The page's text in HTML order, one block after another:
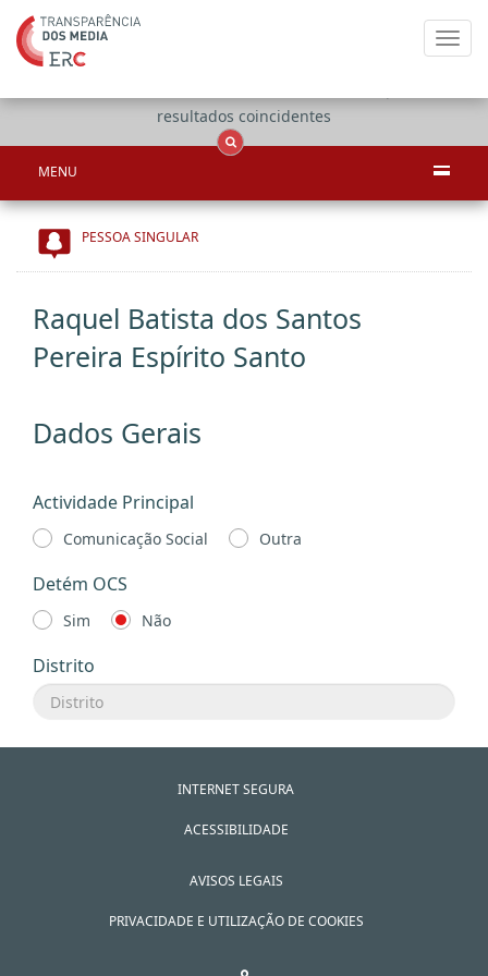
resultados coincidentes
MENU
PESSOA SINGULAR
Raquel Batista dos Santos
Pereira Espírito Santo
Dados Gerais
Actividade Principal
Comunicação Social Outra
Detém OCS
Sim Não
Distrito
INTERNET SEGURA
ACESSIBILIDADE
AVISOS LEGAIS
PRIVACIDADE E UTILIZAÇÃO DE COOKIES